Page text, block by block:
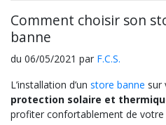
Comment choisir son
banne
du 06/05/2021 par F.C.S.
L’installation d’un store banne sur
protection solaire et
profiter confortablement de votre